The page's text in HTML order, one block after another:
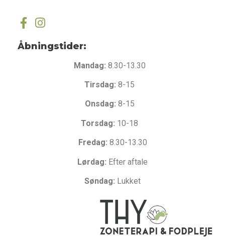
Åbningstider:
Mandag: 8.30-13.30
Tirsdag: 8-15
Onsdag: 8-15
Torsdag: 10-18
Fredag: 8.30-13.30
Lørdag: Efter aftale
Søndag: Lukket